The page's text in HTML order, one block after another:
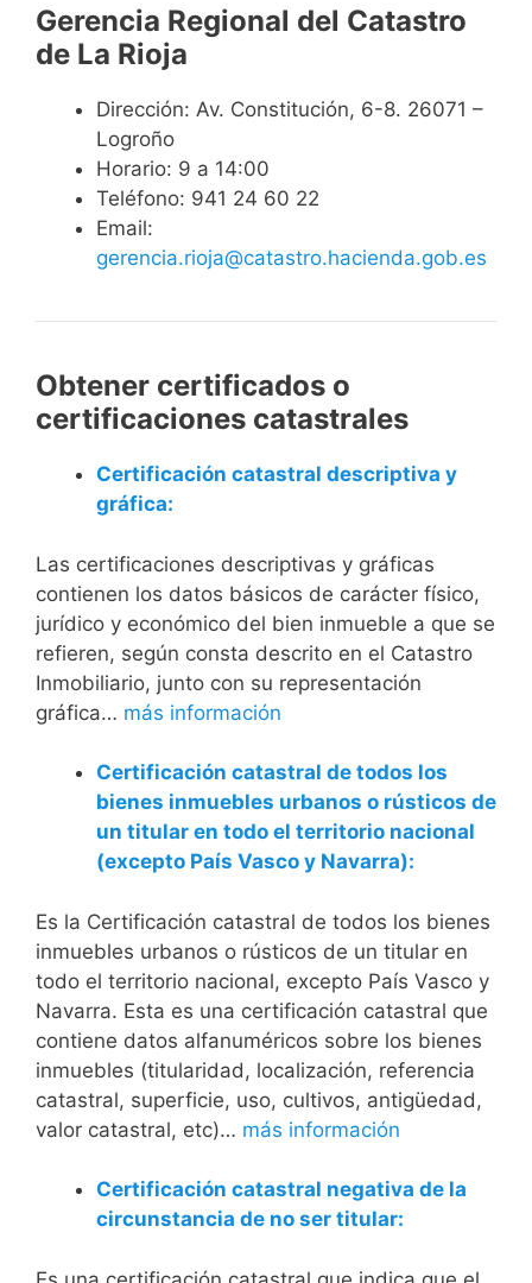
Gerencia Regional del Catastro
de La Rioja
Dirección: Av. Constitución, 6-8. 26071 –
Logroño
Horario: 9 a 14:00
Teléfono: 941 24 60 22
Email:
gerencia.rioja@catastro.hacienda.gob.es
Obtener certificados o
certificaciones catastrales
Certificación catastral descriptiva y
gráfica:
Las certificaciones descriptivas y gráficas
contienen los datos básicos de carácter físico,
jurídico y económico del bien inmueble a que se
refieren, según consta descrito en el Catastro
Inmobiliario, junto con su representación
gráfica… más información
Certificación catastral de todos los
bienes inmuebles urbanos o rústicos de
un titular en todo el territorio nacional
(excepto País Vasco y Navarra):
Es la Certificación catastral de todos los bienes
inmuebles urbanos o rústicos de un titular en
todo el territorio nacional, excepto País Vasco y
Navarra. Esta es una certificación catastral que
contiene datos alfanuméricos sobre los bienes
inmuebles (titularidad, localización, referencia
catastral, superficie, uso, cultivos, antigüedad,
valor catastral, etc)… más información
Certificación catastral negativa de la
circunstancia de no ser titular: